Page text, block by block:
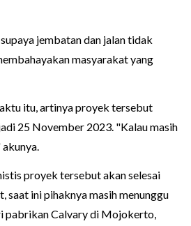
jembatan dan jalan tidak
masyarakat yang
itu, artinya proyek tersebut
25 November 2023. "Kalau masih
proyek tersebut akan selesai
saat ini pihaknya masih menunggu
pabrikan Calvary di Mojokerto,